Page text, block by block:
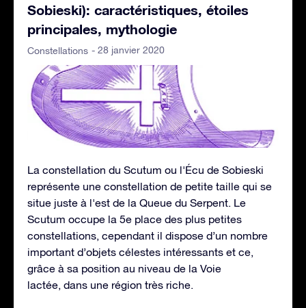
Sobieski): caractéristiques, étoiles
principales, mythologie
Constellations - 28 janvier 2020
La constellation du Scutum ou l'Écu de Sobieski
représente une constellation de petite taille qui se
situe juste à l'est de la Queue du Serpent. Le
Scutum occupe la 5e place des plus petites
constellations, cependant il dispose d’un nombre
important d’objets célestes intéressants et ce,
grâce à sa position au niveau de la Voie
lactée, dans une région très riche.